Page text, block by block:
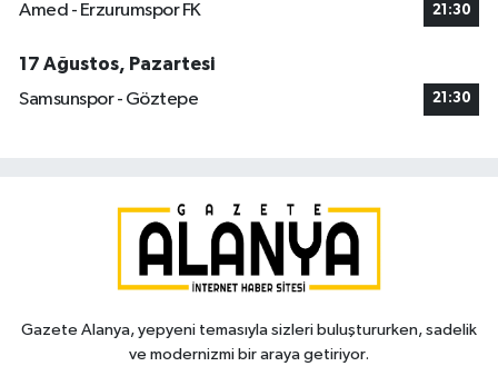
Amed - Erzurumspor FK 21:30
17 Ağustos, Pazartesi
Samsunspor - Göztepe
21:30
Gazete Alanya, yepyeni temasıyla sizleri buluştururken, sadelik
ve modernizmi bir araya getiriyor.